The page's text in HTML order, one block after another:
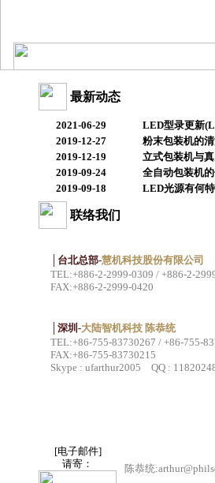
最新动态
2021-06-29
LED型录更新
2019-12-27
粉末包装机的
2019-12-19
立式包装机与
2019-09-24
全自动包装机
2019-09-18
LED光源有何
联络我们
│台北总部-慧机科技股份有限公司
TEL:+886-2-2999-0309 / +886-2-
FAX:+886-2-2999-0420
│深圳-大陆智机科技 陈恭统
TEL:+86-755-83730267 / +86-755-
FAX:+86-755-83730215
Skype : ufarthur2005 QQ :
[电子邮件]
请寄：
陈恭统: